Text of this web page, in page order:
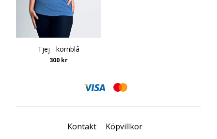
Tjej - kornblå
300 kr
Kontakt Köpvillkor